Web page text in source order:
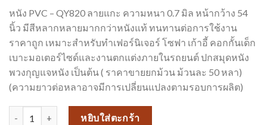
was:
฿64.00.
is:
฿50.00.
หนัง PVC – QY820 ลายแกะ ความหนา 0.7 มิล หน้ากว้าง 54
นิ้ว มีสีหลากหลายมากกว่าหนังแท้ ทนทานต่อการใช้งาน
ราคาถูก เหมาะสำหรับทำเฟอร์นิเจอร์ โซฟา เก้าอี้ คอกกั้นเด็ก
เบาะมอเตอร์ไซด์และงานตกแต่งภายในรถยนต์ ปกสมุดหนัง
พวงกุญแจหนัง เป็นต้น ( ราคาขายยกม้วน ม้วนละ 50 หลา)
(ความยาวต่อหลาอาจมีการเปลี่ยนแปลงตามรอบการผลิต)
จำนวน หนังเทียม PVC หนังหุ้มเบาะ QY820 ลายแกะ _26 ชิ้น
หยิบใส่ตะกร้า